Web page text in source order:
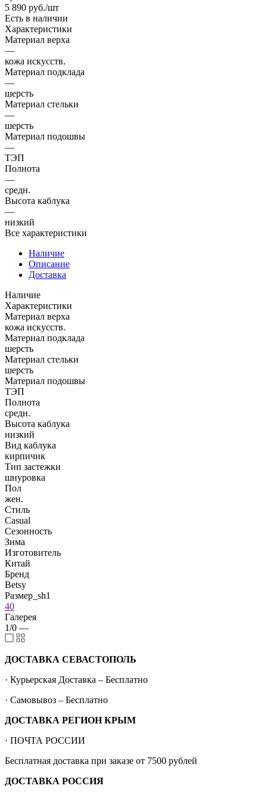
5 890 руб./шт
Есть в наличии
Характеристики
Материал верха
—
кожа искусств.
Материал подклада
—
шерсть
Материал стельки
—
шерсть
Материал подошвы
—
ТЭП
Полнота
—
средн.
Высота каблука
—
низкий
Все характеристики
Наличие
Описание
Доставка
Наличие
Характеристики
Материал верха
кожа искусств.
Материал подклада
шерсть
Материал стельки
шерсть
Материал подошвы
ТЭП
Полнота
средн.
Высота каблука
низкий
Вид каблука
кирпичик
Тип застежки
шнуровка
Пол
жен.
Стиль
Casual
Сезонность
Зима
Изготовитель
Китай
Бренд
Betsy
Размер_sh1
40
Галерея
1/0 —
ДОСТАВКА СЕВАСТОПОЛЬ
· Курьерская Доставка – Бесплатно
· Самовывоз – Бесплатно
ДОСТАВКА РЕГИОН КРЫМ
· ПОЧТА РОССИИ
Бесплатная доставка при заказе от 7500 рублей
ДОСТАВКА РОССИЯ